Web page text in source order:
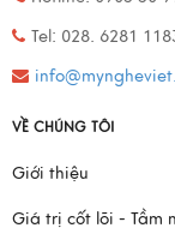
Tel: 028. 6281
VỀ CHÚNG TÔI
Giới thiệu
Giá trị cốt lõi - Tầm